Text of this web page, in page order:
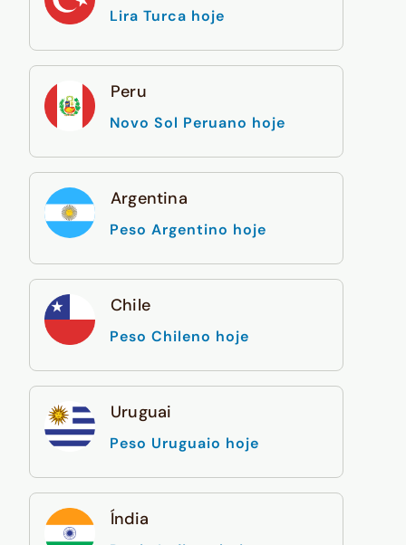
Lira Turca hoje
Peru
Novo Sol Peruano hoje
Argentina
Peso Argentino hoje
Chile
Peso Chileno hoje
Uruguai
Peso Uruguaio hoje
Índia